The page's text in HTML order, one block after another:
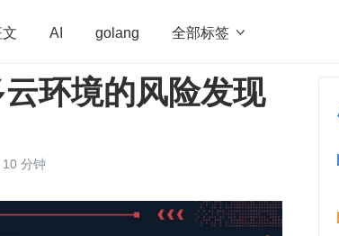
AI golang 全部标签 
学习方法 Web3.0 高效工作
环境的风险发现
分钟